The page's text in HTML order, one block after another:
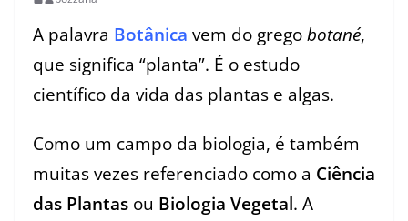
A palavra Botânica vem do grego botané,
que significa “planta”. É o estudo
científico da vida das plantas e algas.
Como um campo da biologia, é também
muitas vezes referenciado como a Ciência
das Plantas ou Biologia Vegetal. A